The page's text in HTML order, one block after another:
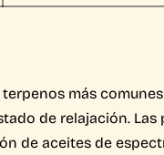
más
de relajación.
de aceites de